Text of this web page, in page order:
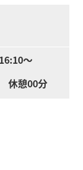
～
休憩00分